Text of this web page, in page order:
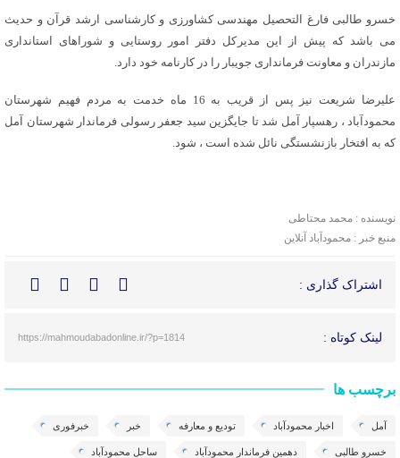
خسرو طالبی فارغ التحصیل مهندسی کشاورزی و کارشناسی ارشد قرآن و حدیث
می باشد که پیش از این مدیرکل دفتر امور روستایی و شوراهای استانداری
مازندران و معاونت فرمانداری جویبار را در کارنامه خود دارد.
علیرضا شریعت نیز پس از قریب به 16 ماه خدمت به مردم فهیم شهرستان
محمودآباد ، رهسپار آمل شد تا جایگزین سید جعفر رسولی فرماندار شهرستان آمل
که به افتخار بازنشستگی نائل شده است ، شود.
نویسنده : محمد محتاطی
منبع خبر : محمودآباد آنلاین
اشتراک گذاری :
لینک کوتاه : https://mahmoudabadonline.ir/?p=1814
برچسب ها
آمل اخبار محمودآباد تودیع و معارفه خبر خبرفوری
خسرو طالبی دهمین فرماندار محمودآباد ساحل محمودآباد